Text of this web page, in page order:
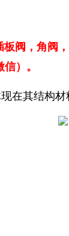
阀，角阀
）。
在其结构